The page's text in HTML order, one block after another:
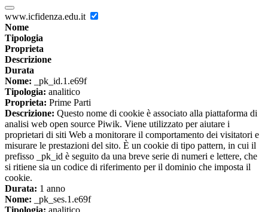
www.icfidenza.edu.it
Nome
Tipologia
Proprieta
Descrizione
Durata
Nome: _pk_id.1.e69f
Tipologia: analitico
Proprieta: Prime Parti
Descrizione: Questo nome di cookie è associato alla piattaforma di
analisi web open source Piwik. Viene utilizzato per aiutare i
proprietari di siti Web a monitorare il comportamento dei visitatori e
misurare le prestazioni del sito. È un cookie di tipo pattern, in cui il
prefisso _pk_id è seguito da una breve serie di numeri e lettere, che
si ritiene sia un codice di riferimento per il dominio che imposta il
cookie.
Durata: 1 anno
Nome: _pk_ses.1.e69f
Tipologia: analitico